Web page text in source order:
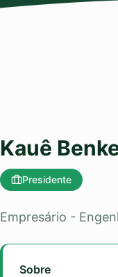
Kauê
Presidente
Empresário -
Sobre